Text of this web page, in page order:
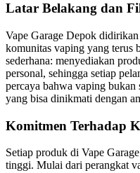
Latar Belakang dan
Vape Garage Depok
komunitas vaping yang terus
sederhana: menyediakan
personal, sehingga setiap
percaya bahwa vaping bukan
yang bisa dinikmati dengan
Komitmen Terhadap
Setiap produk di Vape
tinggi. Mulai dari perangkat